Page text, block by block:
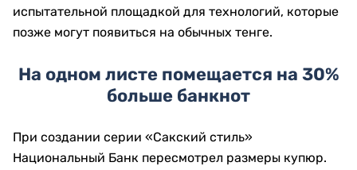
испытательной площадкой для технологий, которые
позже могут появиться на обычных тенге.
На одном листе помещается на 30%
больше банкнот
При создании серии «Сакский стиль»
Национальный Банк пересмотрел размеры купюр.